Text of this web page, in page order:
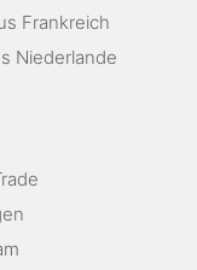
Frankreich
Niederlande